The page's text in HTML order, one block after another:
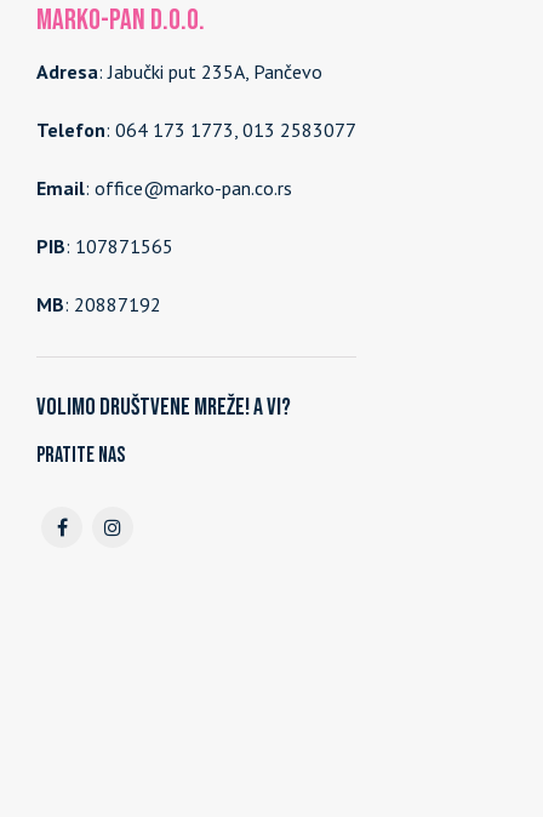
MARKO-PAN d.o.o.
Adresa: Jabučki put 235A, Pančevo
Telefon: 064 173 1773, 013 2583077
Email: office@marko-pan.co.rs
PIB: 107871565
MB: 20887192
Volimo društvene mreže! A vi?
Pratite nas